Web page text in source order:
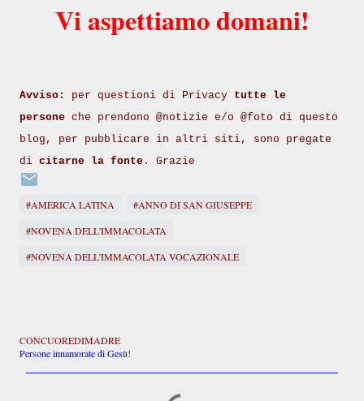
Vi aspettiamo domani!
Avviso: per questioni di Privacy tutte le
persone che prendono @notizie e/o @foto di questo
blog, per pubblicare in altri siti, sono pregate
di citarne la fonte . Grazie
#AMERICA LATINA
#ANNO DI SAN GIUSEPPE
#NOVENA DELL'IMMACOLATA
#NOVENA DELL'IMMACOLATA VOCAZIONALE
CONCUOREDIMADRE
Persone innamorate di Gesù!